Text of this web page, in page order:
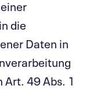
die
Daten in
49 Abs. 1